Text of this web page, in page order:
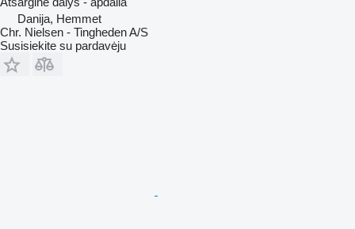
Danija, Hemmet
Chr. Nielsen - Tingheden A/S
Susisiekite su pardavėju